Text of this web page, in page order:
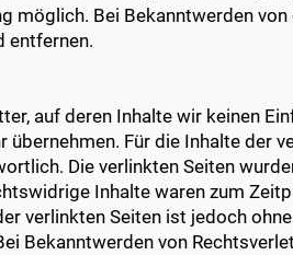
möglich. Bei Bekanntwerden
entfernen.
auf deren Inhalte wir keinen
Für die Inhalte der
Die verlinkten Seiten
Inhalte waren zum
verlinkten Seiten ist jedoch
Bekanntwerden von